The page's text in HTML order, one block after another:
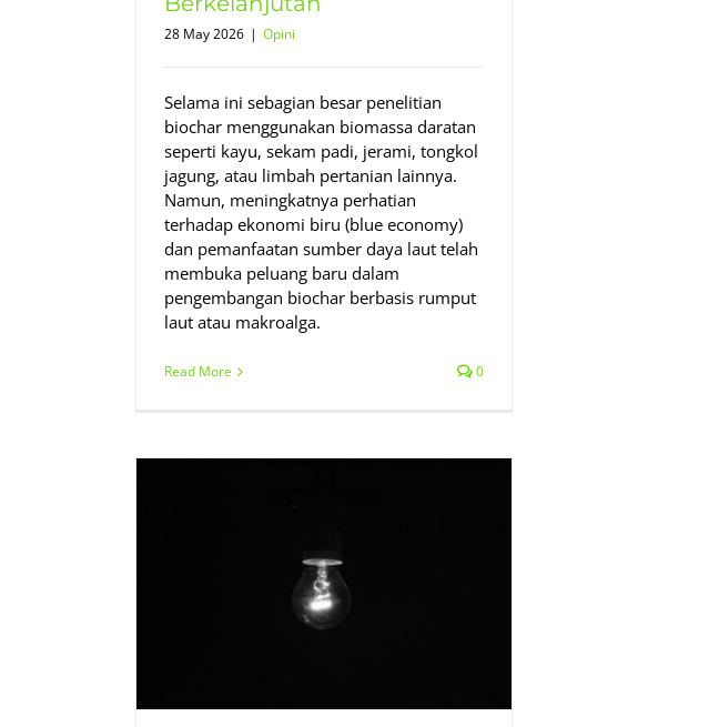
28 May 2026 | Opini
Selama ini sebagian besar penelitian
biochar menggunakan biomassa daratan
seperti kayu, sekam padi, jerami, tongkol
jagung, atau limbah pertanian lainnya.
Namun, meningkatnya perhatian
terhadap ekonomi biru (blue economy)
dan pemanfaatan sumber daya laut telah
membuka peluang baru dalam
pengembangan biochar berbasis rumput
laut atau makroalga.
Read More 0